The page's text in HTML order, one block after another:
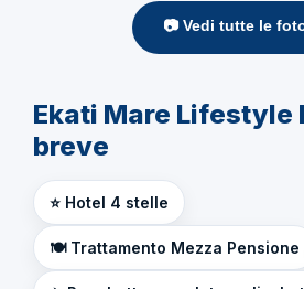
📷 Vedi tutte le
Ekati Mare Lifestyle
breve
⭐ Hotel 4 stelle
🍽️ Trattamento Mezza Pensione